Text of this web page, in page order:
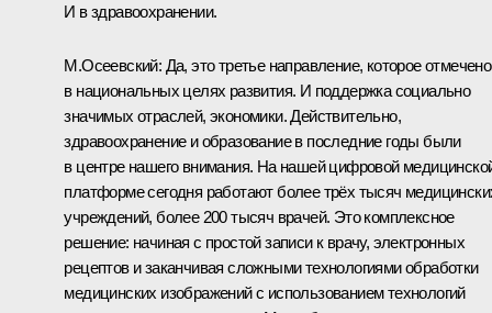
И в здравоохранении.
М.Осеевский: Да, это третье направление, которое отмечено
в национальных целях развития. И поддержка социально
значимых отраслей, экономики. Действительно,
здравоохранение и образование в последние годы были
в центре нашего внимания. На нашей цифровой
платформе сегодня работают более трёх тысяч
учреждений, более 200 тысяч врачей. Это комплексное
решение: начиная с простой записи к врачу, электронных
рецептов и заканчивая сложными технологиями обработки
медицинских изображений с использованием технологий